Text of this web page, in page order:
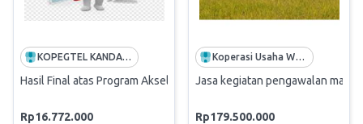
KOPEGTEL KANDATEL SBB
Hasil Final atas Program Akselerasi Sales Witel Juni Juara Periode
Rp16.772.000
Koperasi Usaha Warga pupuk Kujang
Jasa kegiatan pengawalan
Rp179.500.000